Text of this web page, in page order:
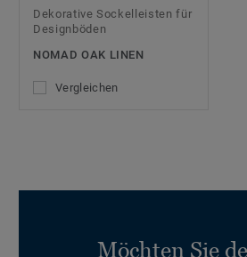
Dekorative Sockelleisten für
Designböden
NOMAD OAK LINEN
Vergleichen
Möchten Sie